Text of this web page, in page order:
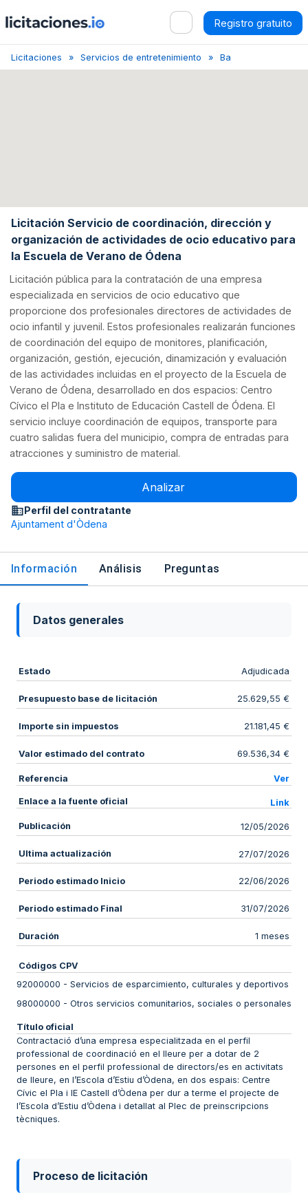
Registro gratuito
Licitaciones Servicios de entretenimiento Barcelona
Licitación Servicio de coordinación, dirección y
organización de actividades de ocio educativo para
la Escuela de Verano de Ódena
Licitación pública para la contratación de una empresa
especializada en servicios de ocio educativo que
proporcione dos profesionales directores de actividades de
ocio infantil y juvenil. Estos profesionales realizarán funciones
de coordinación del equipo de monitores, planificación,
organización, gestión, ejecución, dinamización y evaluación
de las actividades incluidas en el proyecto de la Escuela de
Verano de Ódena, desarrollado en dos espacios: Centro
Cívico el Pla e Instituto de Educación Castell de Ódena. El
servicio incluye coordinación de equipos, transporte para
cuatro salidas fuera del municipio, compra de entradas para
atracciones y suministro de material.
Analizar
Perfil del contratante
Ajuntament d'Òdena
Información Análisis Preguntas
Datos generales
Estado Adjudicada
Presupuesto base de licitación 25.629,55 €
Importe sin impuestos 21.181,45 €
Valor estimado del contrato 69.536,34 €
Referencia Ver
Enlace a la fuente oficial Link
Publicación 12/05/2026
Ultima actualización 27/07/2026
Periodo estimado Inicio 22/06/2026
Periodo estimado Final 31/07/2026
Duración 1 meses
Códigos CPV
92000000 - Servicios de esparcimiento, culturales y deportivos
98000000 - Otros servicios comunitarios, sociales o personales
Título oficial
Contractació d’una empresa especialitzada en el perfil
professional de coordinació en el lleure per a dotar de 2
persones en el perfil professional de directors/es en activitats
de lleure, en l’Escola d’Estiu d’Òdena, en dos espais: Centre
Cívic el Pla i IE Castell d’Òdena per dur a terme el projecte de
l’Escola d’Estiu d’Òdena i detallat al Plec de preinscripcions
tècniques.
Proceso de licitación